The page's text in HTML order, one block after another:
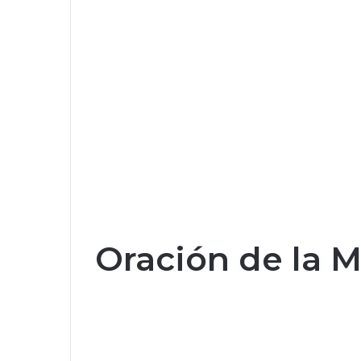
Oración de la